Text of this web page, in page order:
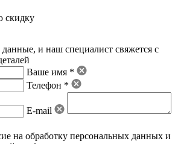
скидку
данные, и наш специалист свяжется с
Ваше имя *
Телефон *
E-mail
на обработку персональных данных и